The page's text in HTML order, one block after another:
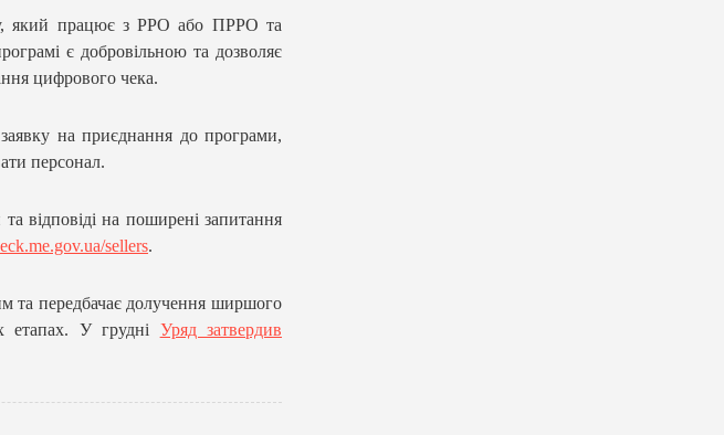
який працює з РРО або ПРРО та
є добровільною та дозволяє
цифрового чека.
на приєднання до програми,
персонал.
відповіді на поширені запитання
sellers.
та передбачає долучення ширшого
етапах. У грудні Уряд затвердив